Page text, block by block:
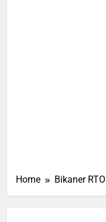
Home Bikaner RTO